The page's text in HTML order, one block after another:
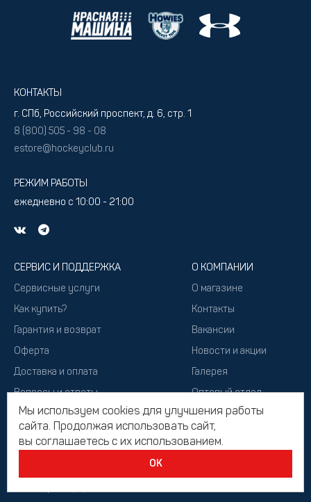
КОНТАКТЫ
г. СПб, Российский проспект, д. 6, стр. 1
8 (800) 505 - 98 - 08
estore@hockeyclub.ru
РЕЖИМ РАБОТЫ
ежедневно с 10:00 - 21:00
СЕРВИС И ПОДДЕРЖКА
Сервисные услуги
Как купить?
Гарантия и возврат
Оферта
Доставка и оплата
Вопросы и ответы
Подарочный сертификат
О КОМПАНИИ
О магазине
Контакты
Вакансии
Новости и акции
Галерея
Оптовый отдел
Мы используем cookies для улучшения работы
сайта. Продолжая использовать сайт,
вы соглашаетесь с их использованием.
ОК